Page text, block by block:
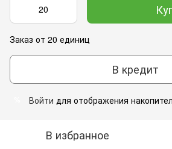
Заказ от 20 единиц
В кредит
Войти для отображения
В избранное